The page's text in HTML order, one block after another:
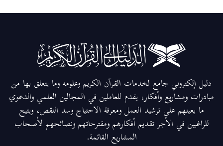
دليل إلكتروني جامع لخدمات القرآن الكريم وعلومه وما يتعلق بها من
مبادرات ومشاريع وأفكار، يقدم للعاملين في المجالين العلمي والدعوي
ما يعينهم على ترشيد العمل ومعرفة الاحتياج وسد النقص، ويتيح
للراغبين في الأجر تقديم أفكارهم ومقترحاتهم ونصائحهم لأصحاب
المشاريع القائمة.